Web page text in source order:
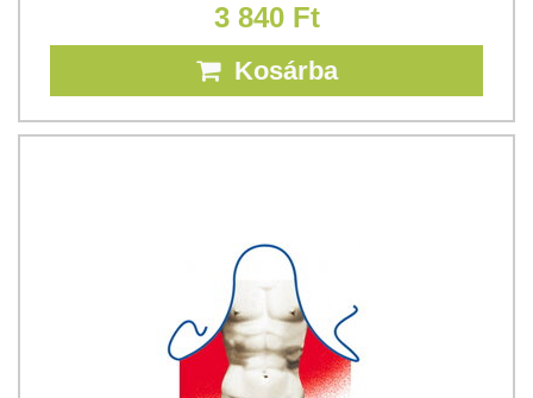
3 840 Ft
Kosárba